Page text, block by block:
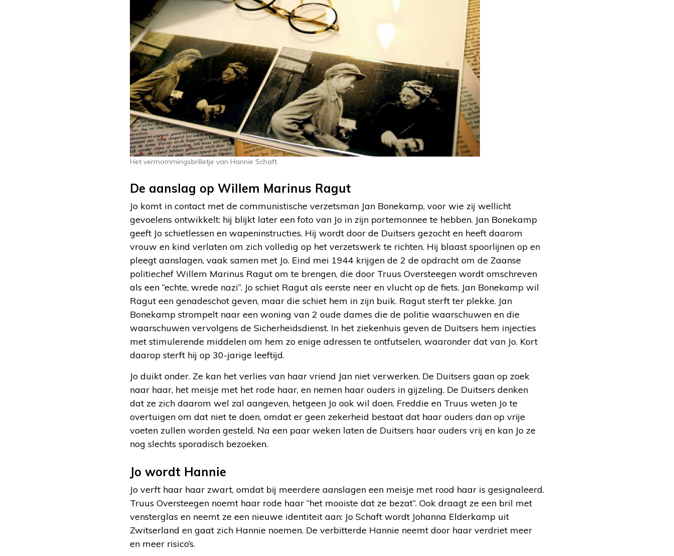
Het vermommingsbrilletje van Hannie Schaft.
De aanslag op Willem Marinus Ragut
Jo komt in contact met de communistische verzetsman Jan Bonekamp, voor wie zij wellicht
gevoelens ontwikkelt: hij blijkt later een foto van Jo in zijn portemonnee te hebben. Jan Bonekamp
geeft Jo schietlessen en wapeninstructies. Hij wordt door de Duitsers gezocht en heeft daarom
vrouw en kind verlaten om zich volledig op het verzetswerk te richten. Hij blaast spoorlijnen op en
pleegt aanslagen, vaak samen met Jo. Eind mei 1944 krijgen de 2 de opdracht om de Zaanse
politiechef Willem Marinus Ragut om te brengen, die door Truus Oversteegen wordt omschreven
als een “echte, wrede nazi”. Jo schiet Ragut als eerste neer en vlucht op de fiets. Jan Bonekamp wil
Ragut een genadeschot geven, maar die schiet hem in zijn buik. Ragut sterft ter plekke. Jan
Bonekamp strompelt naar een woning van 2 oude dames die de politie waarschuwen en die
waarschuwen vervolgens de Sicherheidsdienst. In het ziekenhuis geven de Duitsers hem injecties
met stimulerende middelen om hem zo enige adressen te ontfutselen, waaronder dat van Jo. Kort
daarop sterft hij op 30-jarige leeftijd.
Jo duikt onder. Ze kan het verlies van haar vriend Jan niet verwerken. De Duitsers gaan op zoek
naar haar, het meisje met het rode haar, en nemen haar ouders in gijzeling. De Duitsers denken
dat ze zich daarom wel zal aangeven, hetgeen Jo ook wil doen. Freddie en Truus weten Jo te
overtuigen om dat niet te doen, omdat er geen zekerheid bestaat dat haar ouders dan op vrije
voeten zullen worden gesteld. Na een paar weken laten de Duitsers haar ouders vrij en kan Jo ze
nog slechts sporadisch bezoeken.
Jo wordt Hannie
Jo verft haar haar zwart, omdat bij meerdere aanslagen een meisje met rood haar is gesignaleerd.
Truus Oversteegen noemt haar rode haar “het mooiste dat ze bezat”. Ook draagt ze een bril met
vensterglas en neemt ze een nieuwe identiteit aan: Jo Schaft wordt Johanna Elderkamp uit
Zwitserland en gaat zich Hannie noemen. De verbitterde Hannie neemt door haar verdriet meer
en meer risico’s.